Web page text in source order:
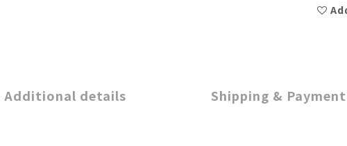
Additional details Shipping & Payment